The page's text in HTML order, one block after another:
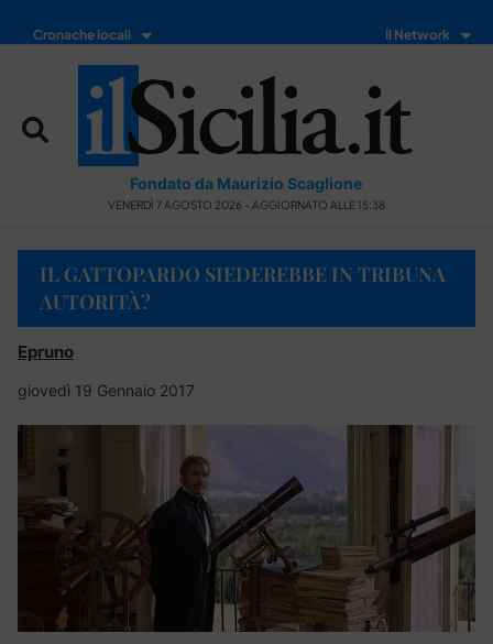
Cronache locali Il Network
Fondato da Maurizio Scaglione
VENERDÌ 7 AGOSTO 2026 - AGGIORNATO ALLE 15:38
IL GATTOPARDO SIEDEREBBE IN TRIBUNA
AUTORITÀ?
Epruno
giovedì 19 Gennaio 2017